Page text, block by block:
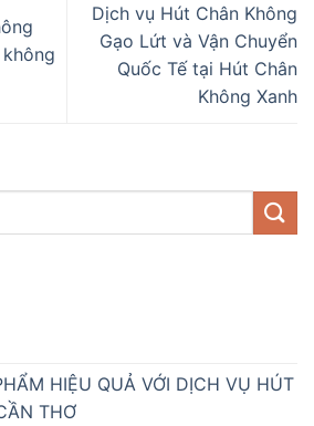
Dịch vụ Hút Chân Không
Gạo Lứt và Vận Chuyển
Quốc Tế tại Hút Chân
Không Xanh
HIỆU QUẢ VỚI DỊCH VỤ HÚT
THƠ